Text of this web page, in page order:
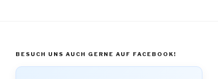
BESUCH UNS AUCH GERNE AUF FACEBOOK!